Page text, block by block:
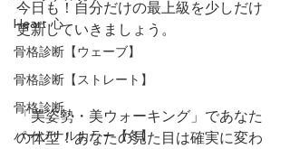
Heart 心
骨格診断【ウェーブ】
骨格診断【ストレート】
骨格診断
パーソナルカラー【冬】
今日も！自分だけの最上級を少しだけ
更新していきましょう。
「美姿勢・美ウォーキング」であなた
の体型！あなたの見た目は確実に変わ